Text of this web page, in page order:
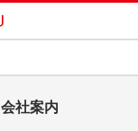
会社案内